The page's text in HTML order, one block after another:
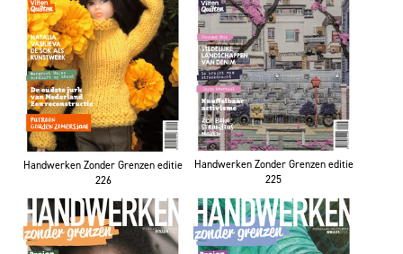
Handwerken Zonder Grenzen editie
226
Handwerken Zonder Grenzen editie
225